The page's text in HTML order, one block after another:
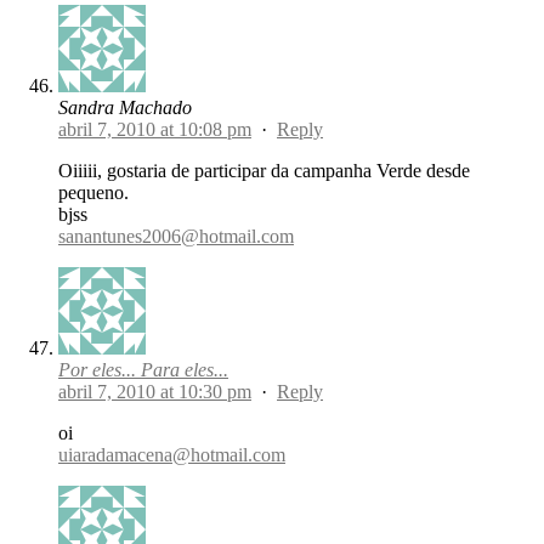
Sandra Machado
abril 7, 2010 at 10:08 pm · Reply
Oiiiii, gostaria de participar da campanha Verde desde
pequeno.
bjss
sanantunes2006@hotmail.com
Por eles... Para eles...
abril 7, 2010 at 10:30 pm · Reply
oi
uiaradamacena@hotmail.com